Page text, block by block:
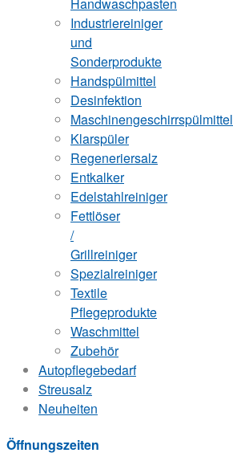
Industriereiniger
und
Sonderprodukte
Handspülmittel
Desinfektion
Maschinengeschirrspülmittel
Klarspüler
Regeneriersalz
Entkalker
Edelstahlreiniger
Fettlöser
/
Grillreiniger
Spezialreiniger
Textile
Pflegeprodukte
Waschmittel
Zubehör
Autopflegebedarf
Streusalz
Neuheiten
Öffnungszeiten